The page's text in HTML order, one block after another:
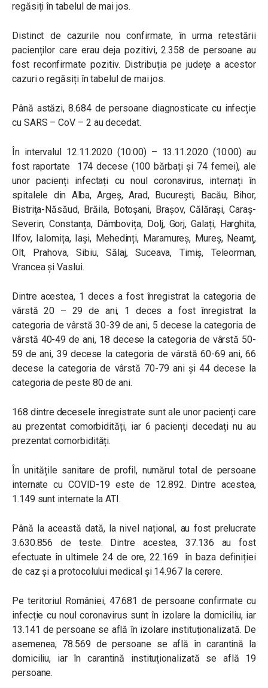
regăsiți în tabelul de mai jos.
Distinct de cazurile nou confirmate, în urma retestării
pacienților care erau deja pozitivi, 2.358 de persoane au
fost reconfirmate pozitiv. Distribuția pe județe a acestor
cazuri o regăsiți în tabelul de mai jos.
Până astăzi, 8.684 de persoane diagnosticate cu infecție
cu SARS – CoV – 2 au decedat.
În intervalul 12.11.2020 (10:00) – 13.11.2020 (10:00) au
fost raportate 174 decese (100 bărbați și 74 femei), ale
unor pacienți infectați cu noul coronavirus, internați în
spitalele din Alba, Argeș, Arad, București, Bacău, Bihor,
Bistrița-Năsăud, Brăila, Botoșani, Brașov, Călărași, Caraș-
Severin, Constanța, Dâmbovița, Dolj, Gorj, Galați, Harghita,
Ilfov, Ialomița, Iași, Mehedinți, Maramureș, Mureș, Neamț,
Olt, Prahova, Sibiu, Sălaj, Suceava, Timiș, Teleorman,
Vrancea și Vaslui.
Dintre acestea, 1 deces a fost înregistrat la categoria de
vârstă 20 – 29 de ani, 1 deces a fost înregistrat la
categoria de vârstă 30-39 de ani, 5 decese la categoria de
vârstă 40-49 de ani, 18 decese la categoria de vârstă 50-
59 de ani, 39 decese la categoria de vârstă 60-69 ani, 66
decese la categoria de vârstă 70-79 ani și 44 decese la
categoria de peste 80 de ani.
168 dintre decesele înregistrate sunt ale unor pacienți care
au prezentat comorbidități, iar 6 pacienți decedați nu au
prezentat comorbidități.
În unitățile sanitare de profil, numărul total de persoane
internate cu COVID-19 este de 12.892. Dintre acestea,
1.149 sunt internate la ATI.
Până la această dată, la nivel național, au fost prelucrate
3.630.856 de teste. Dintre acestea, 37.136 au fost
efectuate în ultimele 24 de ore, 22.169 în baza definiției
de caz și a protocolului medical și 14.967 la cerere.
Pe teritoriul României, 47.681 de persoane confirmate cu
infecție cu noul coronavirus sunt în izolare la domiciliu, iar
13.141 de persoane se află în izolare instituționalizată. De
asemenea, 78.569 de persoane se află în carantină la
domiciliu, iar în carantină instituționalizată se află 19
persoane.